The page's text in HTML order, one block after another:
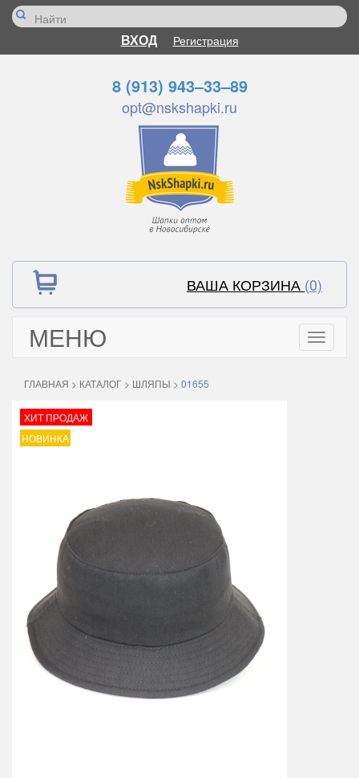
ВХОД Регистрация
8 (913) 943–33–89
opt@nskshapki.ru
ВАША КОРЗИНА (0)
МЕНЮ
Toggle
ГЛАВНАЯ > КАТАЛОГ > ШЛЯПЫ > 01655
ХИТ ПРОДАЖ
НОВИНКА